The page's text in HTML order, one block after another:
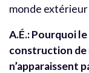
monde
A.É.: Pourquoi
construction de
n’apparaissent